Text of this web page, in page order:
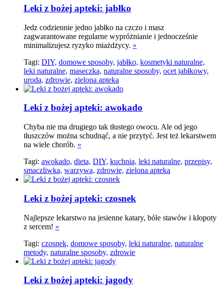
Leki z bożej apteki: jabłko
Jedz codziennie jedno jabłko na czczo i masz
zagwarantowane regularne wypróżnianie i jednocześnie
minimalizujesz ryzyko miażdżycy. »
Tagi: DIY, domowe sposoby, jabłko, kosmetyki naturalne,
leki naturalne, maseczka, naturalne sposoby, ocet jabłkowy,
uroda, zdrowie, zielona apteka
Leki z bożej apteki: awokado
Chyba nie ma drugiego tak tłustego owocu. Ale od jego
tłuszczów można schudnąć, a nie przytyć. Jest też lekarstwem
na wiele chorób. »
Tagi: awokado, dieta, DIY, kuchnia, leki naturalne, przepisy,
smaczliwka, warzywa, zdrowie, zielona apteka
Leki z bożej apteki: czosnek
Najlepsze lekarstwo na jesienne katary, bóle stawów i kłopoty
z sercem! »
Tagi: czosnek, domowe sposoby, leki naturalne, naturalne
metody, naturalne sposoby, zdrowie
Leki z bożej apteki: jagody